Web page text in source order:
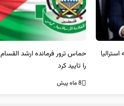
حماس ترور فرمانده ارشد القسام
را تایید کرد
8 ماه پیش